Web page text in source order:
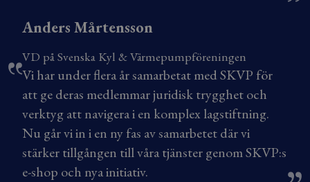
Anders Mårtensson
VD på Svenska Kyl & Värmepumpföreningen
Vi har under flera år samarbetat med SKVP för
att ge deras medlemmar juridisk trygghet och
verktyg att navigera i en komplex lagstiftning.
Nu går vi in i en ny fas av samarbetet där vi
stärker tillgången till våra tjänster genom SKVP:s
e-shop och nya initiativ.